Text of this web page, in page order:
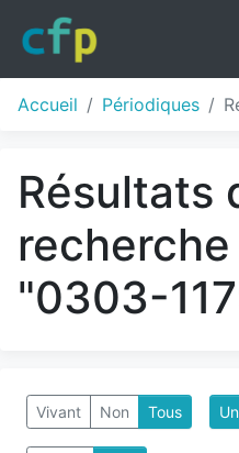
Accueil Périodiques
Résultats
"0303-
Vivant Non Tous